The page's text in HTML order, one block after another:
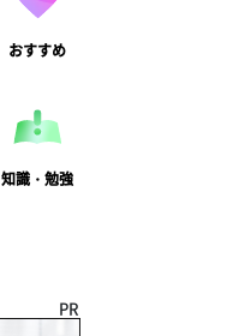
おすすめ
知識・勉強
PR